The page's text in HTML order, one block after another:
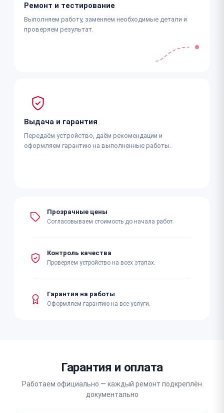
Ремонт и тестирование
Выполняем работу, заменяем необходимые детали и
проверяем результат.
Выдача и гарантия
Передаём устройство, даём рекомендации и
оформляем гарантию на выполненные работы.
Прозрачные цены
Согласовываем стоимость до начала работ.
Контроль качества
Проверяем устройство на всех этапах.
Гарантия на работы
Оформляем гарантию на все услуги.
Гарантия и оплата
Работаем официально — каждый ремонт подкреплён
документально